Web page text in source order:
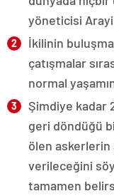
yöneticisi
İkilinin
çatışmalar
normal
Şimdiye kadar
geri döndüğü
ölen askerlerin
verileceğini
tamamen